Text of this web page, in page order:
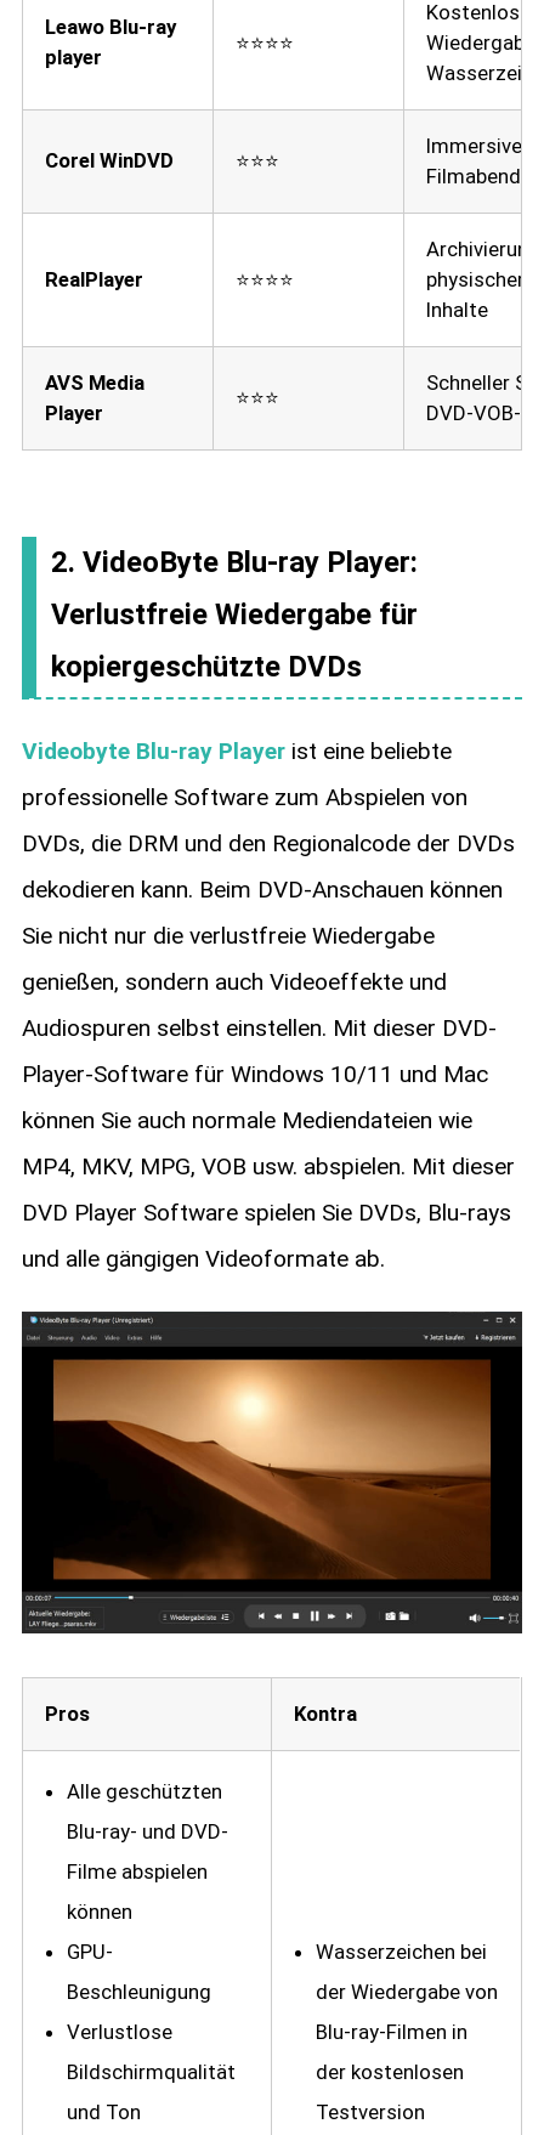
Leawo Blu-ray
player
⭐⭐⭐⭐
Kostenlose
Wiedergabe
Corel WinDVD ⭐⭐⭐
Immersive
Filmabende
RealPlayer ⭐⭐⭐⭐
Archivierung
physischer
Inhalte
AVS Media
Player
⭐⭐⭐
Schneller
DVD-VOB-
2. VideoByte Blu-ray Player:
Verlustfreie Wiedergabe für
kopiergeschützte DVDs
Videobyte Blu-ray Playerist eine beliebte
professionelle Software zum Abspielen von
DVDs, die DRM und den Regionalcode der DVDs
dekodieren kann. Beim DVD-Anschauen können
Sie nicht nur die verlustfreie Wiedergabe
genießen, sondern auch Videoeffekte und
Audiospuren selbst einstellen. Mit dieser DVD-
Player-Software für Windows 10/11 und Mac
können Sie auch normale Mediendateien wie
MP4, MKV, MPG, VOB usw. abspielen. Mit dieser
DVD Player Software spielen Sie DVDs, Blu-rays
und alle gängigen Videoformate ab.
Pros Kontra
Alle geschützten
Blu-ray- und DVD-
Filme abspielen
können
GPU-
Beschleunigung
Verlustlose
Bildschirmqualität
und Ton
Wasserzeichen bei
der Wiedergabe von
Blu-ray-Filmen in
der kostenlosen
Testversion